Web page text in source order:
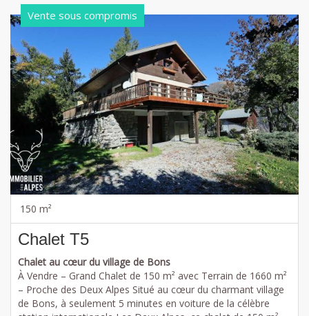
Vente sous compromis
150 m²
Chalet T5
Chalet au cœur du village de Bons
À Vendre – Grand Chalet de 150 m² avec Terrain de 1660 m²
– Proche des Deux Alpes Situé au cœur du charmant village
de Bons, à seulement 5 minutes en voiture de la célèbre